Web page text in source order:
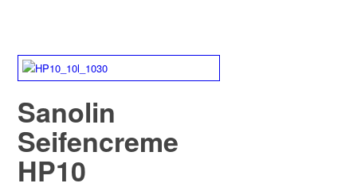
Sanolin
Seifencreme
HP10